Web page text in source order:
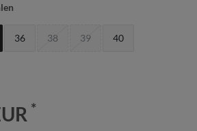
36 38 39 40
*